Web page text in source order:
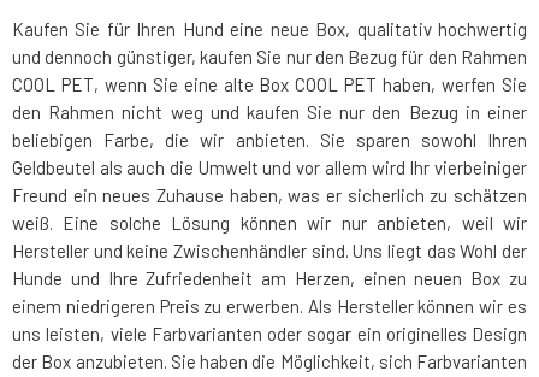
Kaufen Sie für Ihren Hund eine neue Box, qualitativ hochwertig
und dennoch günstiger, kaufen Sie nur den Bezug für den Rahmen
COOL PET, wenn Sie eine alte Box COOL PET haben, werfen Sie
den Rahmen nicht weg und kaufen Sie nur den Bezug in einer
beliebigen Farbe, die wir anbieten. Sie sparen sowohl Ihren
Geldbeutel als auch die Umwelt und vor allem wird Ihr vierbeiniger
Freund ein neues Zuhause haben, was er sicherlich zu schätzen
weiß. Eine solche Lösung können wir nur anbieten, weil wir
Hersteller und keine Zwischenhändler sind. Uns liegt das Wohl der
Hunde und Ihre Zufriedenheit am Herzen, einen neuen Box zu
einem niedrigeren Preis zu erwerben. Als Hersteller können wir es
uns leisten, viele Farbvarianten oder sogar ein originelles Design
der Box anzubieten. Sie haben die Möglichkeit, sich Farbvarianten